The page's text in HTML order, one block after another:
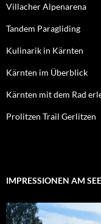
Villacher Alpenarena
Tandem Paragliding
Kulinarik in Kärnten
Kärnten im Überblick
Kärnten mit dem Rad
Prolitzen Trail Gerlitzen
IMPRESSIONEN AM